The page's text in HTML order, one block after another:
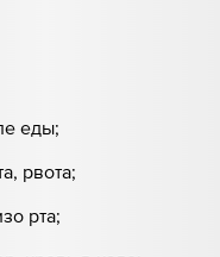
еды;
рвота;
рта;